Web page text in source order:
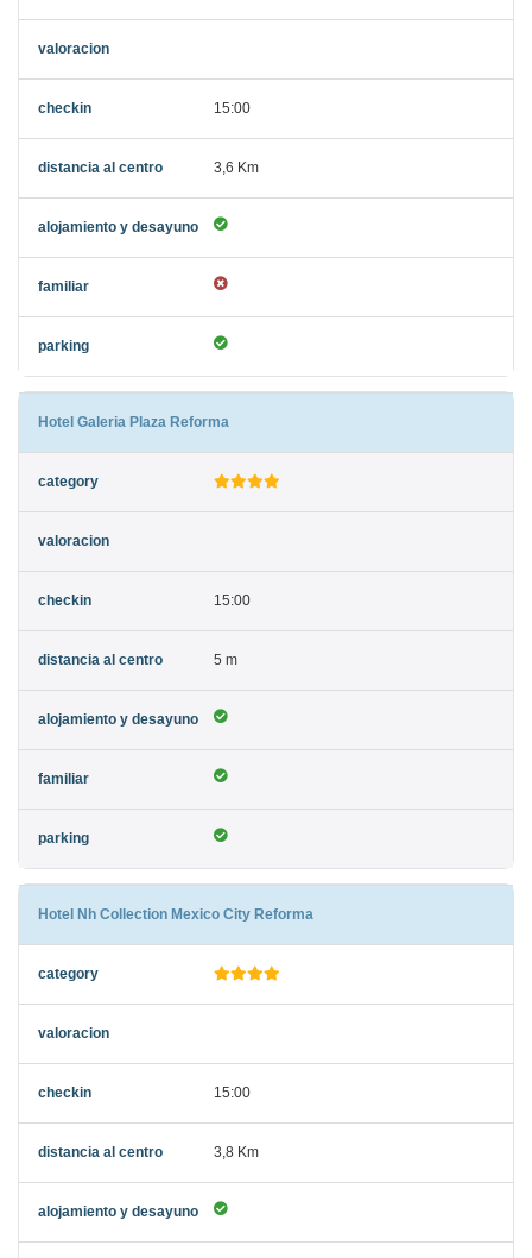
15:00
3,6 Km
Hotel Galeria Plaza Reforma
15:00
5 m
Hotel Nh Collection Mexico City Reforma
15:00
3,8 Km